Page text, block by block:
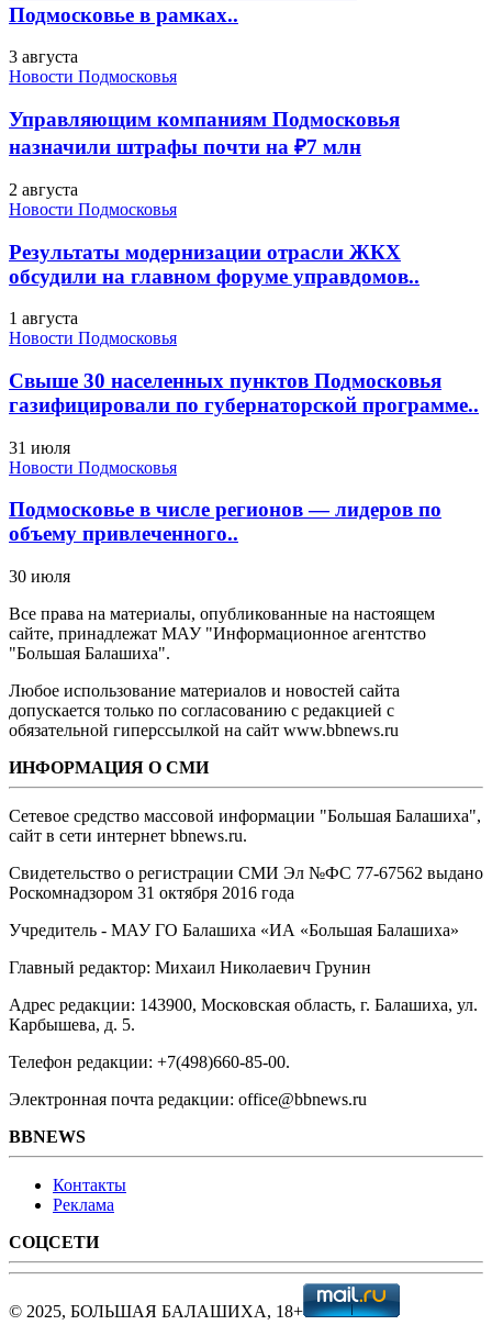
Подмосковье в рамках..
3 августа
Новости Подмосковья
Управляющим компаниям Подмосковья
назначили штрафы почти на ₽7 млн
2 августа
Новости Подмосковья
Результаты модернизации отрасли ЖКХ
обсудили на главном форуме управдомов..
1 августа
Новости Подмосковья
Свыше 30 населенных пунктов Подмосковья
газифицировали по губернаторской программе..
31 июля
Новости Подмосковья
Подмосковье в числе регионов — лидеров по
объему привлеченного..
30 июля
Все права на материалы, опубликованные на настоящем
сайте, принадлежат МАУ "Информационное агентство
"Большая Балашиха".
Любое использование материалов и новостей сайта
допускается только по согласованию с редакцией с
обязательной гиперссылкой на сайт www.bbnews.ru
ИНФОРМАЦИЯ О СМИ
Сетевое средство массовой информации "Большая Балашиха",
сайт в сети интернет bbnews.ru.
Свидетельство о регистрации СМИ Эл №ФС ‎77-67562 выдано
Роскомнадзором 31 октября 2016 года
Учредитель - МАУ ГО Балашиха «ИА «Большая Балашиха»
Главный редактор: Михаил Николаевич Грунин
Адрес редакции: 143900, Московская область, г. Балашиха, ул.
Карбышева, д. 5.
Телефон редакции: +7(498)660-85-00.
Электронная почта редакции: office@bbnews.ru
BBNEWS
Контакты
Реклама
СОЦСЕТИ
© 2025, БОЛЬШАЯ БАЛАШИХА, 18+